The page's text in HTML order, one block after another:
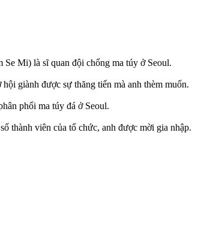
Mi) là sĩ quan đội chống ma túy ở Seoul.
giành được sự thăng tiến mà anh thèm muốn.
phối ma túy đá ở Seoul.
thành viên của tổ chức, anh được mời gia nhập.